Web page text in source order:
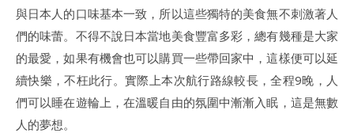
與日本人的口味基本一致，所以這些獨特的美食無不刺激著人
們的味蕾。不得不說日本當地美食豐富多彩，總有幾種是大家
的最愛，如果有機會也可以購買一些帶回家中，這樣便可以延
續快樂，不枉此行。實際上本次航行路線較長，全程9晚，人
們可以睡在遊輪上，在溫暖自由的氛圍中漸漸入眠，這是無數
人的夢想。